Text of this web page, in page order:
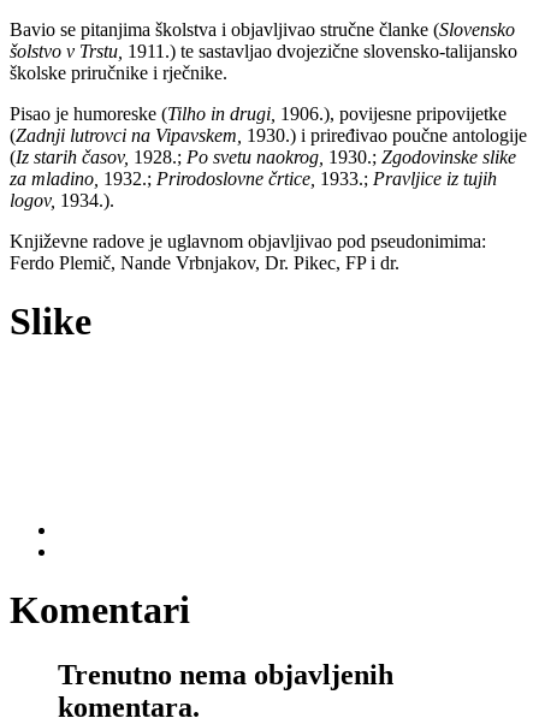
Bavio se pitanjima školstva i objavljivao stručne članke (Slovensko
šolstvo v Trstu, 1911.) te sastavljao dvojezične slovensko-talijansko
školske priručnike i rječnike.
Pisao je humoreske (Tilho in drugi, 1906.), povijesne pripovijetke
(Zadnji lutrovci na Vipavskem, 1930.) i priređivao poučne antologije
(Iz starih časov, 1928.; Po svetu naokrog, 1930.; Zgodovinske slike
za mladino, 1932.; Prirodoslovne črtice, 1933.; Pravljice iz tujih
logov, 1934.).
Književne radove je uglavnom objavljivao pod pseudonimima:
Ferdo Plemič, Nande Vrbnjakov, Dr. Pikec, FP i dr.
Slike
Komentari
Trenutno nema objavljenih
komentara.